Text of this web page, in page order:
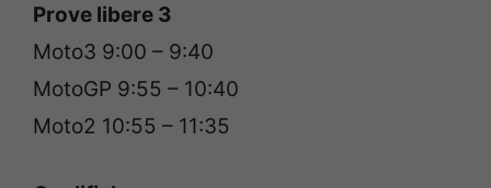
Prove libere 3
Moto3 9:00 – 9:40
MotoGP 9:55 – 10:40
Moto2 10:55 – 11:35